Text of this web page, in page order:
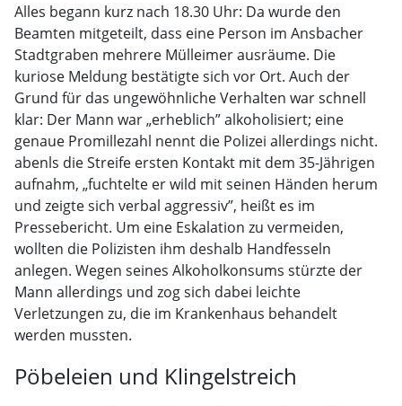
Alles begann kurz nach 18.30 Uhr: Da wurde den
Beamten mitgeteilt, dass eine Person im Ansbacher
Stadtgraben mehrere Mülleimer ausräume. Die
kuriose Meldung bestätigte sich vor Ort. Auch der
Grund für das ungewöhnliche Verhalten war schnell
klar: Der Mann war „erheblich” alkoholisiert; eine
genaue Promillezahl nennt die Polizei allerdings nicht.
abenls die Streife ersten Kontakt mit dem 35-Jährigen
aufnahm, „fuchtelte er wild mit seinen Händen herum
und zeigte sich verbal aggressiv”, heißt es im
Pressebericht. Um eine Eskalation zu vermeiden,
wollten die Polizisten ihm deshalb Handfesseln
anlegen. Wegen seines Alkoholkonsums stürzte der
Mann allerdings und zog sich dabei leichte
Verletzungen zu, die im Krankenhaus behandelt
werden mussten.
Pöbeleien und Klingelstreich